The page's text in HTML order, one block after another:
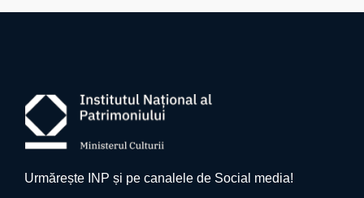
Urmărește INP și pe canalele de Social media!